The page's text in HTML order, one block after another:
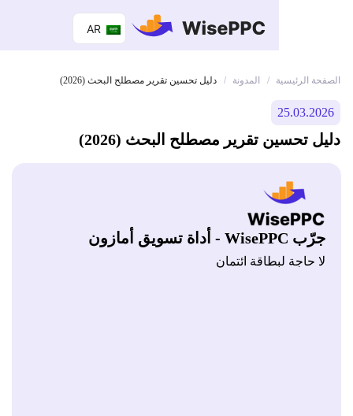
AR
الرئيسية / المدونة دليل تحسين تقرير مصطلح البحث (2026)
تحسين تقرير مصطلح البحث (2026)
حاجة لبطاقة ائتمان